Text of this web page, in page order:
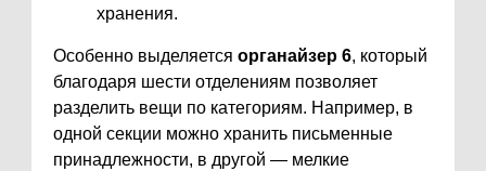
хранения.
Особенно выделяется органайзер 6, который
благодаря шести отделениям позволяет
разделить вещи по категориям. Например, в
одной секции можно хранить письменные
принадлежности, в другой — мелкие